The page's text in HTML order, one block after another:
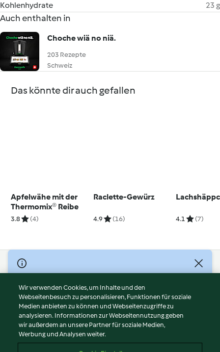
Kohlenhydrate
23 g
Auch enthalten in
Choche wiä no niä.
203 Rezepte
Schweiz
Das könnte dir auch gefallen
Apfelwähe mit der
Thermomix® Reibe
3.8 (4)
Raclette-Gewürz
4.9 (16) 4.1 (7)
© Copyright 2026
Nutzungsbedingungen
Datenschutzrichtlinien
Disclaimer
Impressum
Cookies
Wir verwenden Cookies, um Inhalte und den
Webseitenbesuch zu personalisieren, Funktionen für soziale
Medien anbieten zu können und Webseitenzugriffe zu
analysieren. Informationen zur Webseitennutzung geben
wir außerdem an unsere Partner für soziale Medien,
Werbung und Analysen weiter.